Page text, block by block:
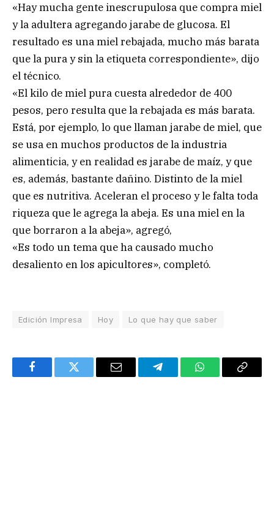
«Hay mucha gente inescrupulosa que compra miel
y la adultera agregando jarabe de glucosa. El
resultado es una miel rebajada, mucho más barata
que la pura y sin la etiqueta correspondiente», dijo
el técnico.
«El kilo de miel pura cuesta alrededor de 400
pesos, pero resulta que la rebajada es más barata.
Está, por ejemplo, lo que llaman jarabe de miel, que
se usa en muchos productos de la industria
alimenticia, y en realidad es jarabe de maíz, y que
es, además, bastante dañino. Distinto de la miel
que es nutritiva. Aceleran el proceso y le falta toda
riqueza que le agrega la abeja. Es una miel en la
que borraron a la abeja», agregó,
«Es todo un tema que ha causado mucho
desaliento en los apicultores», completó.
Edición Impresa Hoy Lo que hay que saber
FacebookTwitter Email TelegramWhatsAppCopy